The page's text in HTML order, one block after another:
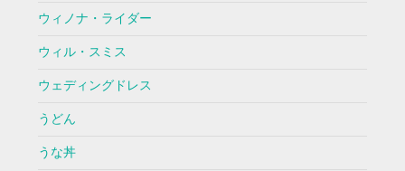
ウィノナ・ライダー
ウィル・スミス
ウェディングドレス
うどん
うな丼